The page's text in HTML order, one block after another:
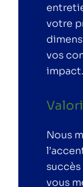
votre
vos
impact.
Nous
vous